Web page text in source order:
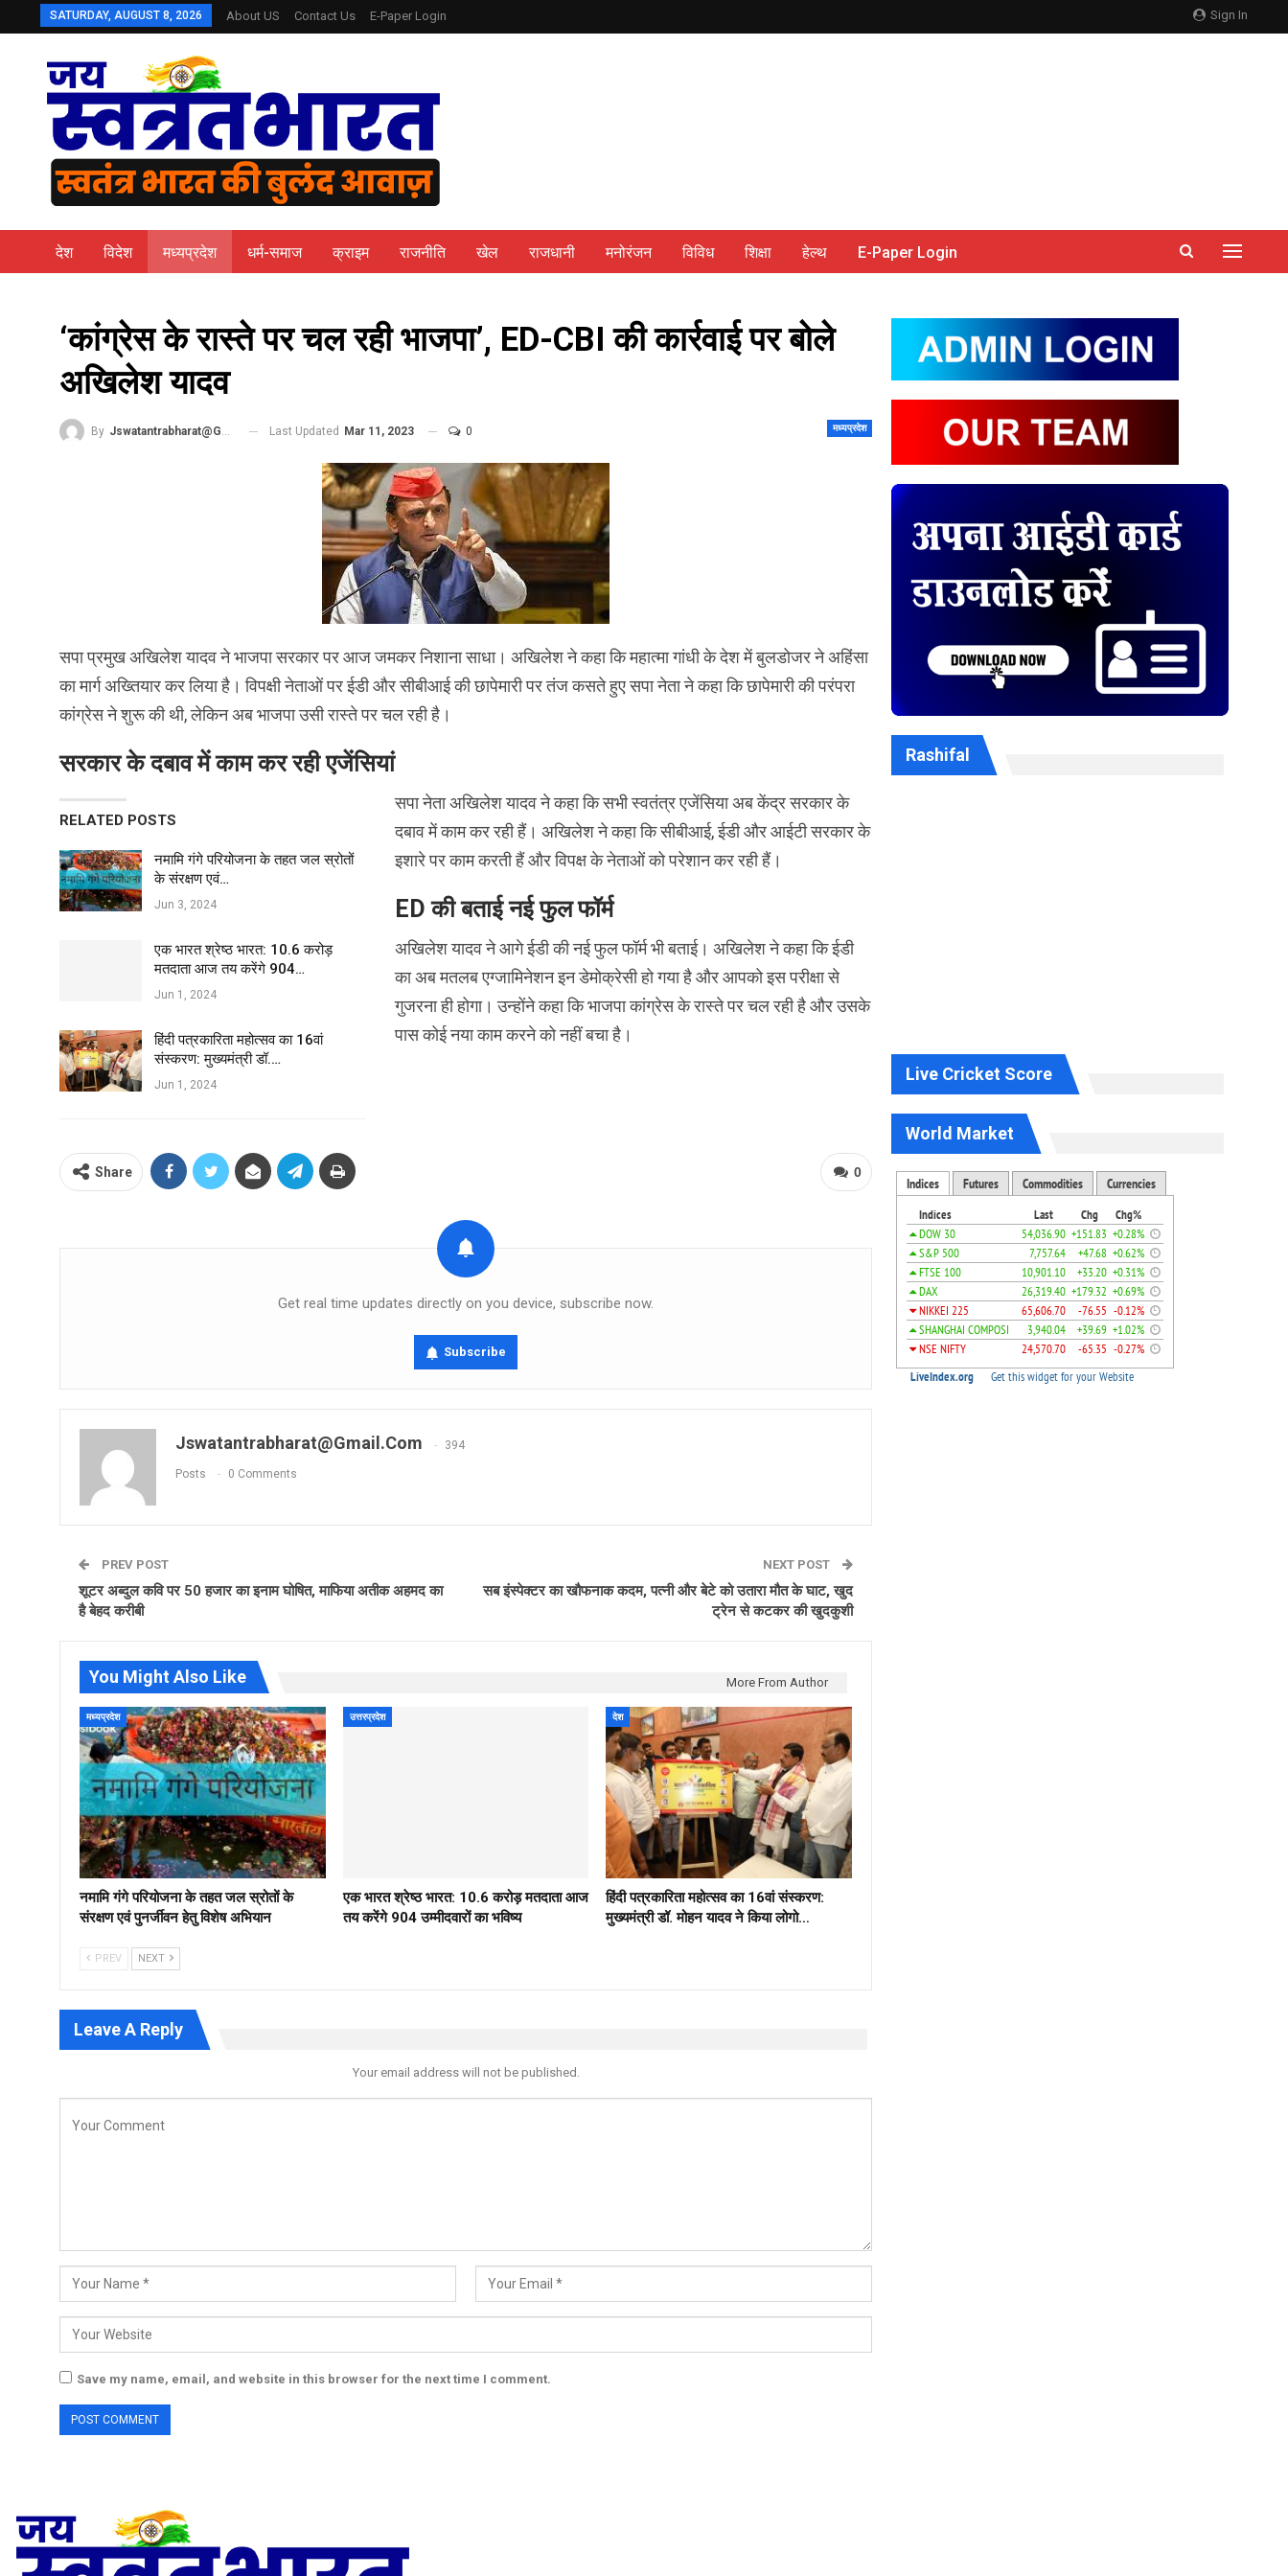
Sign In
SATURDAY, AUGUST 8, 2026 About US Contact Us E-Paper Login
देश विदेश मध्यप्रदेश धर्म-समाज क्राइम राजनीति खेल राजधानी मनोरंजन विविध शिक्षा हेल्थ E-Paper Login
‘कांग्रेस के रास्ते पर चल रही भाजपा’, ED-CBI की कार्रवाई पर बोले
अखिलेश यादव
मध्यप्रदेश
By Jswatantrabharat@gmail.com Last Updated Mar 11, 2023 0
सपा प्रमुख अखिलेश यादव ने भाजपा सरकार पर आज जमकर निशाना साधा। अखिलेश ने कहा कि महात्मा गांधी के देश में बुलडोजर ने अहिंसा
का मार्ग अख्तियार कर लिया है। विपक्षी नेताओं पर ईडी और सीबीआई की छापेमारी पर तंज कसते हुए सपा नेता ने कहा कि छापेमारी की परंपरा
कांग्रेस ने शुरू की थी, लेकिन अब भाजपा उसी रास्ते पर चल रही है।
सरकार के दबाव में काम कर रही एजेंसियां
RELATED POSTS
नमामि गंगे परियोजना के तहत जल स्रोतों
के संरक्षण एवं…
Jun 3, 2024
एक भारत श्रेष्ठ भारत: 10.6 करोड़
मतदाता आज तय करेंगे 904…
Jun 1, 2024
हिंदी पत्रकारिता महोत्सव का 16वां
संस्करण: मुख्यमंत्री डॉ.…
Jun 1, 2024
सपा नेता अखिलेश यादव ने कहा कि सभी स्वतंत्र एजेंसिया अब केंद्र सरकार के
दबाव में काम कर रही हैं। अखिलेश ने कहा कि सीबीआई, ईडी और आईटी सरकार के
इशारे पर काम करती हैं और विपक्ष के नेताओं को परेशान कर रही हैं।
ED की बताई नई फुल फॉर्म
अखिलेश यादव ने आगे ईडी की नई फुल फॉर्म भी बताई। अखिलेश ने कहा कि ईडी
का अब मतलब एग्जामिनेशन इन डेमोक्रेसी हो गया है और आपको इस परीक्षा से
गुजरना ही होगा। उन्होंने कहा कि भाजपा कांग्रेस के रास्ते पर चल रही है और उसके
पास कोई नया काम करने को नहीं बचा है।
0
Share
Get real time updates directly on you device, subscribe now.
Subscribe
Jswatantrabharat@gmail.com 394
Posts 0 Comments
PREV POST
शूटर अब्दुल कवि पर 50 हजार का इनाम घोषित, माफ‍िया अतीक अहमद का
है बेहद करीबी
NEXT POST
सब इंस्पेक्टर का खौफनाक कदम, पत्नी और बेटे को उतारा मौत के घाट, खुद
ट्रेन से कटकर की खुदकुशी
You Might Also Like More From Author
मध्यप्रदेश
नमामि गंगे परियोजना के तहत जल स्रोतों के
संरक्षण एवं पुनर्जीवन हेतु विशेष अभियान
उत्तरप्रदेश
एक भारत श्रेष्ठ भारत: 10.6 करोड़ मतदाता आज
तय करेंगे 904 उम्मीदवारों का भविष्य
देश
हिंदी पत्रकारिता महोत्सव का 16वां संस्करण:
मुख्यमंत्री डॉ. मोहन यादव ने किया लोगो…
PREV NEXT
Leave A Reply
Your email address will not be published.
Save my name, email, and website in this browser for the next time I comment.
Rashifal
Live Cricket Score
World Market